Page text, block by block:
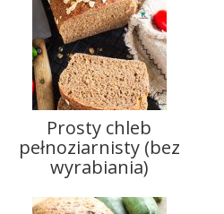
Prosty chleb
pełnoziarnisty (bez
wyrabiania)